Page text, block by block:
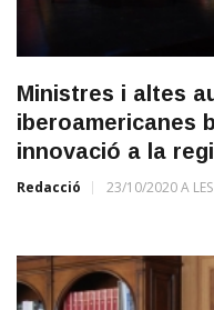
Ministres i altes
iberoamericanes
innovació a la
Redacció 23/10/2020 A